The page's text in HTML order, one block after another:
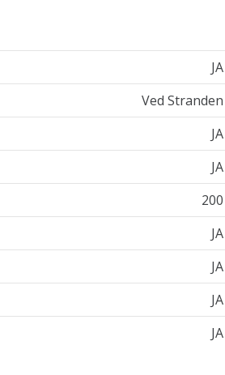
JA
Ved Stranden
JA
JA
200
JA
JA
JA
JA